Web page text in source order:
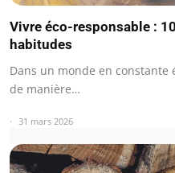
Vivre éco-responsable :
habitudes
Dans un monde en constante
de manière…
31 mars 2026